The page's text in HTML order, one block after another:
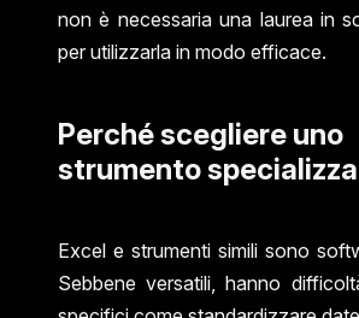
non è necessaria una laurea in
per utilizzarla in modo efficace.
Perché scegliere uno
strumento
Excel e strumenti simili sono
Sebbene versatili, hanno